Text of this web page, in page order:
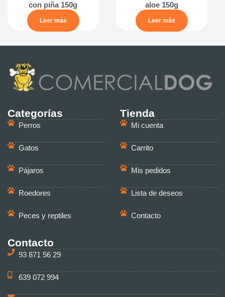
con piña 150g
Leer más
aloe 150g
Leer más
Categorías
Perros
Gatos
Pájaros
Roedores
Peces y reptiles
Tienda
Mi cuenta
Carrito
Mis pedidos
Lista de deseos
Contacto
Contacto
93 871 56 29
639 072 994